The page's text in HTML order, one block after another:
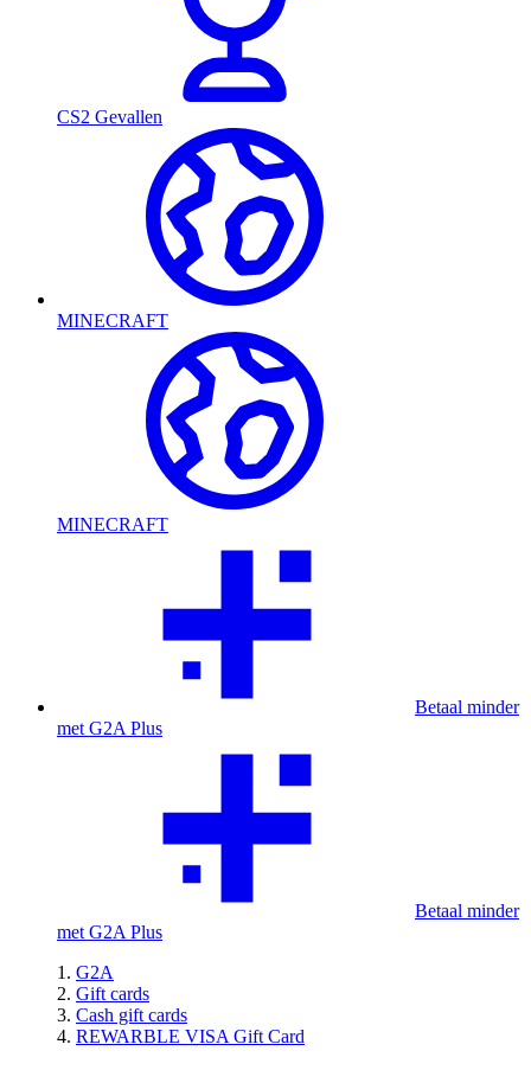
CS2 Gevallen
MINECRAFT
MINECRAFT
Betaal minder
met G2A Plus
Betaal minder
met G2A Plus
G2A
Gift cards
Cash gift cards
REWARBLE VISA Gift Card